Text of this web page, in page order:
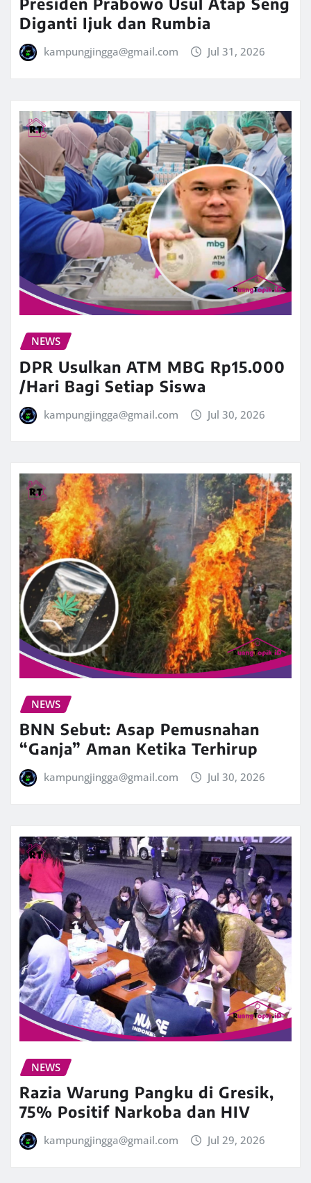
Diganti Ijuk dan Rumbia
kampungjingga@gmail.com Jul 31, 2026
NEWS
DPR Usulkan ATM MBG Rp15.000
/Hari Bagi Setiap Siswa
kampungjingga@gmail.com Jul 30, 2026
NEWS
BNN Sebut: Asap Pemusnahan
“Ganja” Aman Ketika Terhirup
kampungjingga@gmail.com Jul 30, 2026
NEWS
Razia Warung Pangku di Gresik,
75% Positif Narkoba dan HIV
kampungjingga@gmail.com Jul 29, 2026